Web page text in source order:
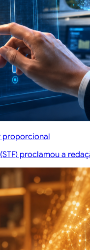
proporcional
proclamou a